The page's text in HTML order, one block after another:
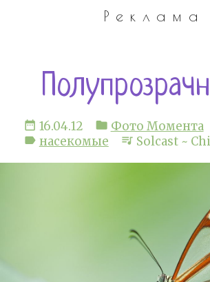
Реклама
date_range 16.04.12 folder Фото Момента
label насекомые queue_music Solcast ~